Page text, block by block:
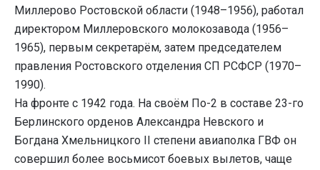
Миллерово Ростовской области (1948–1956), работал
директором Миллеровского молокозавода (1956–
1965), первым секретарём, затем председателем
правления Ростовского отделения СП РСФСР (1970–
1990).
На фронте с 1942 года. На своём По-2 в составе 23-го
Берлинского орденов Александра Невского и
Богдана Хмельницкого II степени авиаполка ГВФ он
совершил более восьмисот боевых вылетов, чаще